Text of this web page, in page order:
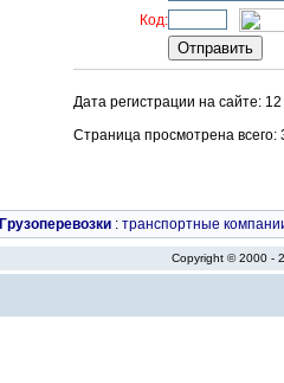
Код:
Дата регистрации на сайте:
Страница просмотрена всего:
Грузоперевозки : транспортные
Copyright © 2000 -